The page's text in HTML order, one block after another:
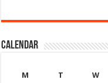
Calendar
M
T W